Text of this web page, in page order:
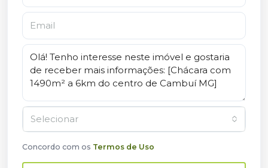
Selecionar
Concordo com os Termos de Uso